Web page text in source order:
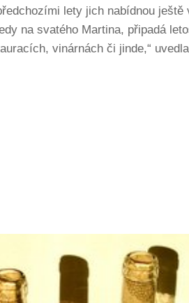
lety jich nabídnou ještě
na svatého Martina, připadá
vinárnách či jinde,“